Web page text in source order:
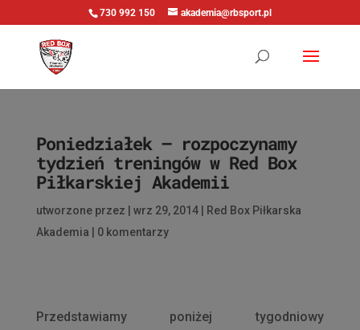
730 992 150 akademia@rbsport.pl
Poniedziałek – rozpoczynamy
tydzień treningów w Red Box
Piłkarskiej Akademii
utworzone przez wrz 29, 2014|
Red Box Piłkarska
Akademia
0 komentarzy
Przedstawiamy poniżej tygodniowy